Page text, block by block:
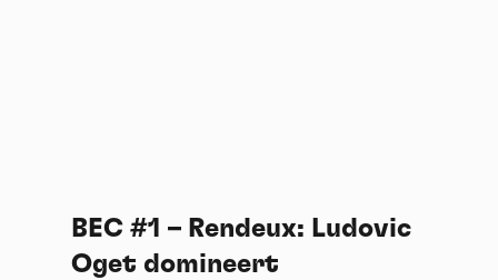
BEC #1 – Rendeux: Ludovic
Oget domineert